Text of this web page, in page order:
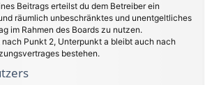
Beitrags erteilst du dem Betreiber ein
räumlich unbeschränktes und unentgeltliches
im Rahmen des Boards zu nutzen.
Punkt 2, Unterpunkt a bleibt auch nach
bestehen.